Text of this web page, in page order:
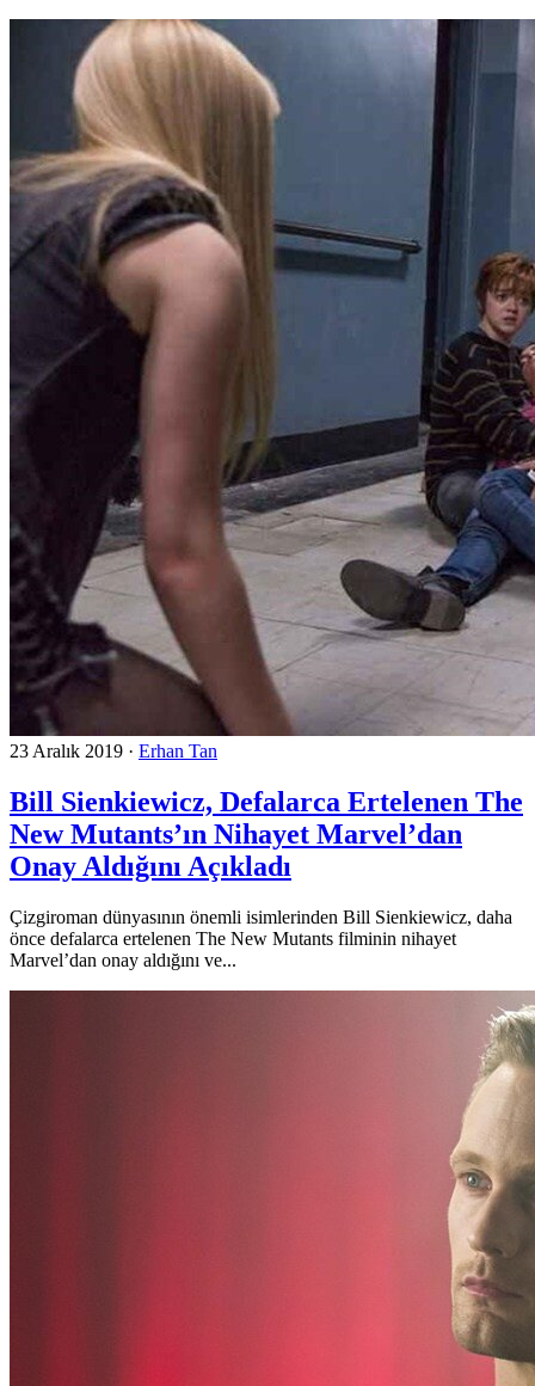
23 Aralık 2019 · Erhan Tan
Bill Sienkiewicz, Defalarca Ertelenen The
New Mutants’ın Nihayet Marvel’dan
Onay Aldığını Açıkladı
Çizgiroman dünyasının önemli isimlerinden Bill Sienkiewicz, daha
önce defalarca ertelenen The New Mutants filminin nihayet
Marvel’dan onay aldığını ve...